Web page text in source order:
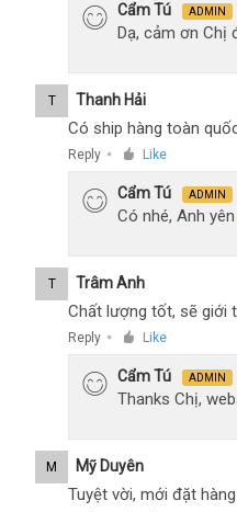
Cẩm Tú ADMIN
Dạ, cảm ơn Chị
T Thanh Hải
Có ship hàng toàn
Reply ● Like
Cẩm Tú ADMIN
Có nhé, Anh
T Trâm Anh
Chất lượng tốt, sẽ giới
Reply ● Like
Cẩm Tú ADMIN
Thanks Chị,
M Mỹ Duyên
Tuyệt vời, mới đặt